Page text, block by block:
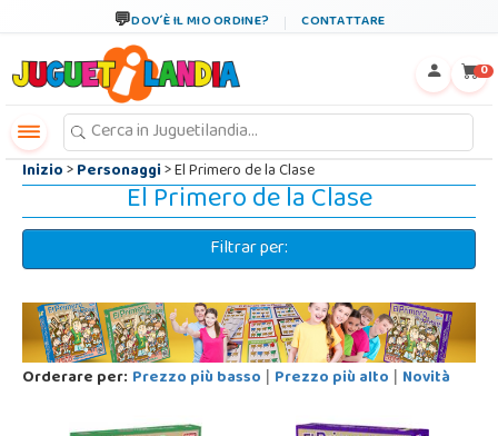
DOV´È IL MIO ORDINE? CONTATTARE
0
Inizio>Personaggi> El Primero de la Clase
El Primero de la Clase
Filtrar per:
Orderare per: Prezzo più basso | Prezzo più alto | Novità